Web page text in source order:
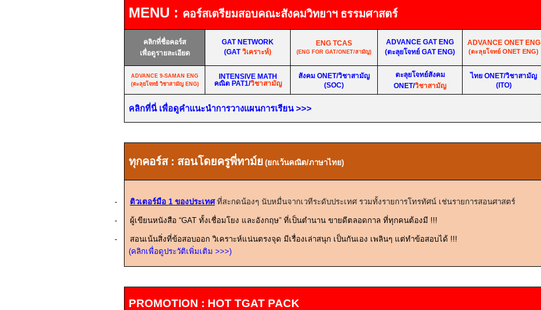
MENU : คอร์สเตรียมสอบคณะสังคมวิทยาฯ ธรรมศาสตร์
คลิกที่ชื่อคอร์ส
เพื่อดูรายละเอียด
GAT NETWORK
(GATวิเคราะห์)
ENG TCAS
(ENG FOR GAT/ONET/สามัญ)
ADVANCE GAT ENG
(ตะลุยโจทย์ GAT ENG)
ADVANCE ONET ENG
(ตะลุยโจทย์ ONET ENG)
ADVANCE 9-SAMAN ENG
(ตะลุยโจทย์ วิชาสามัญENG)
INTENSIVE MATH
คณิต PAT1/วิชาสามัญ
สังคม ONET/วิชาสามัญ
(SOC)
ตะลุยโจทย์สังคม
ONET/วิชาสามัญ
ไทย ONET/วิชาสามัญ
(ITO)
คลิกที่นี่ เพื่อดูคำแนะนำการวางแผนการเรียน >>>
ทุกคอร์ส : สอนโดยครูพี่ทาม์ย (ยกเว้นคณิต/ภาษาไทย)
- ติวเตอร์มือ1ของประเทศ ที่สะกดน้องๆ นับหมื่นจากเวทีระดับประเทศ รวมทั้งรายการโทรทัศน์ เช่นรายการสอนศาสตร์
- ผู้เขียนหนังสือ “GAT ทั้งเชื่อมโยง และอังกฤษ” ที่เป็นตำนาน ขายดีตลอดกาล ที่ทุกคนต้องมี !!!
- สอนเน้นสิ่งที่ข้อสอบออก วิเคราะห์แน่นตรงจุด มีเรื่องเล่าสนุก เป็นกันเอง เพลินๆ แต่ทำข้อสอบได้ !!!
(คลิกเพื่อดูประวัติเพิ่มเติม>>>)
PROMOTION : HOT TGAT PACK